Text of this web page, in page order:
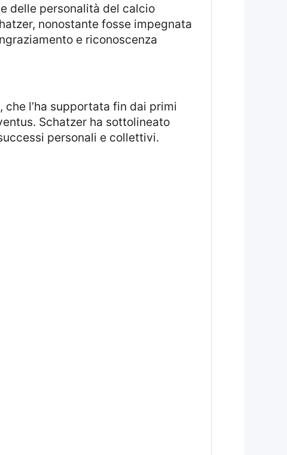
delle personalità del calcio
nonostante fosse impegnata
e riconoscenza
l’ha supportata fin dai primi
Schatzer ha sottolineato
personali e collettivi.